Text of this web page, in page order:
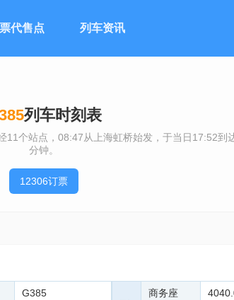
代售点 列车资讯
列车时刻表
11个站点，08:47从上海虹桥始发，于当日17:52到
分钟。
12306订票
G385 商务座